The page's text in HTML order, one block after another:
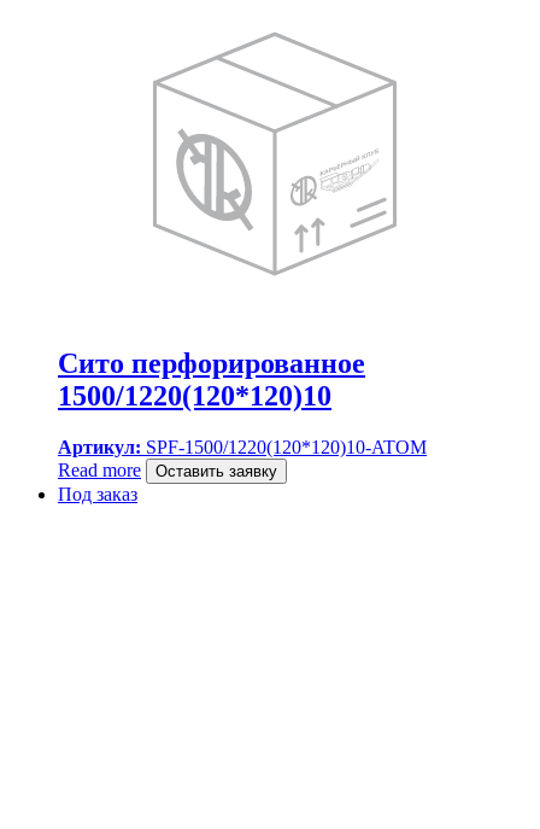
Сито перфорированное
1500/1220(120*120)10
Артикул: SPF-1500/1220(120*120)10-ATOM
Read more
Оставить заявку
Под заказ